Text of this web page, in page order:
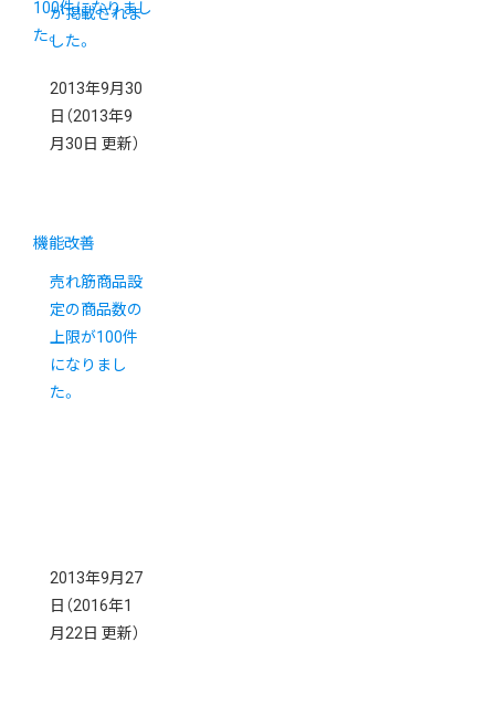
が掲載されま
した。
2013年9月30
日 （2013年9
月30日 更新）
機能改善
売れ筋商品設
定の商品数の
上限が100件
になりまし
た。
2013年9月27
日 （2016年1
月22日 更新）